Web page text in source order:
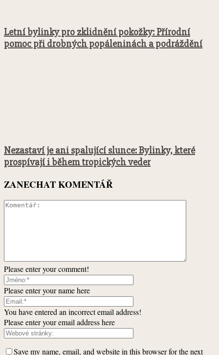
Letní bylinky pro zklidnění pokožky: Přírodní
pomoc při drobných popáleninách a podráždění
Nezastaví je ani spalující slunce: Bylinky, které
prospívají i během tropických veder
ZANECHAT KOMENTÁŘ
Please enter your comment!
Please enter your name here
You have entered an incorrect email address!
Please enter your email address here
Save my name, email, and website in this browser for the next